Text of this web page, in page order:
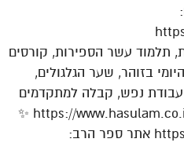
תלמוד עשר הספירות, קורסים
בזוהר, שער הגלגולים,
נפש, קבלה למתקדמים
אתר הבית- https://hasulam.co.il אתר ספר הרב: